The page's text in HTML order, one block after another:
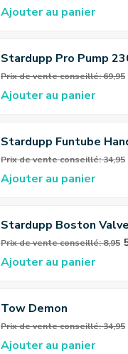
Ajouter au panier
Stardupp Pro Pump
Prix ​​de vente conseillé: 69,95
Ajouter au panier
Stardupp Funtube
Prix ​​de vente conseillé: 34,95
Ajouter au panier
Stardupp Boston Valve
Prix ​​de vente conseillé: 8,95
Ajouter au panier
Tow Demon
Prix ​​de vente conseillé: 34,95
Ajouter au panier